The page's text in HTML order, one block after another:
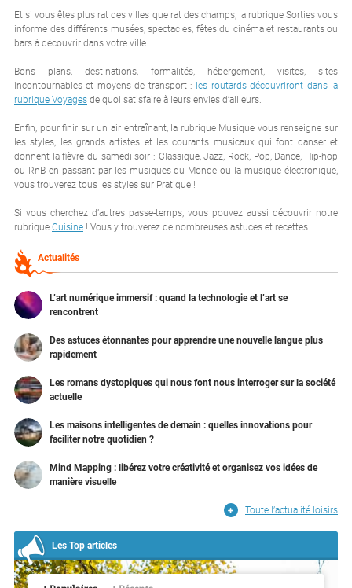
Et si vous êtes plus rat des villes que rat des champs, la rubrique Sorties vous
informe des différents musées, spectacles, fêtes du cinéma et restaurants ou
bars à découvrir dans votre ville.
Bons plans, destinations, formalités, hébergement, visites, sites
incontournables et moyens de transport : les routards découvriront dans la
rubrique Voyages de quoi satisfaire à leurs envies d’ailleurs.
Enfin, pour finir sur un air entraînant, la rubrique Musique vous renseigne sur
les styles, les grands artistes et les courants musicaux qui font danser et
donnent la fièvre du samedi soir : Classique, Jazz, Rock, Pop, Dance, Hip-hop
ou RnB en passant par les musiques du Monde ou la musique électronique,
vous trouverez tous les styles sur Pratique !
Si vous cherchez d’autres passe-temps, vous pouvez aussi découvrir notre
rubrique Cuisine ! Vous y trouverez de nombreuses astuces et recettes.
Actualités
L’art numérique immersif : quand la technologie et l’art se
rencontrent
Des astuces étonnantes pour apprendre une nouvelle langue plus
rapidement
Les romans dystopiques qui nous font nous interroger sur la société
actuelle
Les maisons intelligentes de demain : quelles innovations pour
faciliter notre quotidien ?
Mind Mapping : libérez votre créativité et organisez vos idées de
manière visuelle
Toute l’actualité loisirs
Les Top articles